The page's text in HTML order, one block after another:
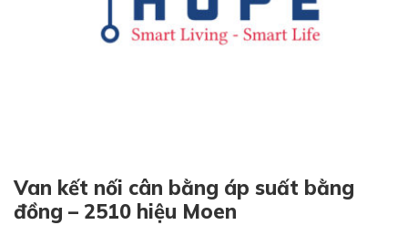
Van kết nối cân bằng áp suất bằng
đồng – 2510 hiệu Moen